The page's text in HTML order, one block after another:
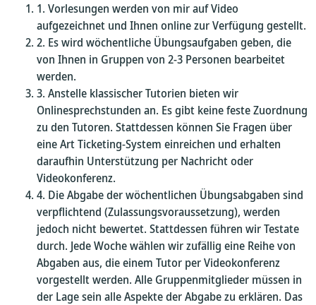
Vorlesungen werden von mir auf Video
aufgezeichnet und Ihnen online zur Verfügung gestellt.
Es wird wöchentliche Übungsaufgaben geben, die
von Ihnen in Gruppen von 2-3 Personen bearbeitet
werden.
Anstelle klassischer Tutorien bieten wir
Onlinesprechstunden an. Es gibt keine feste Zuordnung
zu den Tutoren. Stattdessen können Sie Fragen über
eine Art Ticketing-System einreichen und erhalten
daraufhin Unterstützung per Nachricht oder
Videokonferenz.
Die Abgabe der wöchentlichen Übungsabgaben sind
verpflichtend (Zulassungsvoraussetzung), werden
jedoch nicht bewertet. Stattdessen führen wir Testate
durch. Jede Woche wählen wir zufällig eine Reihe von
Abgaben aus, die einem Tutor per Videokonferenz
vorgestellt werden. Alle Gruppenmitglieder müssen in
der Lage sein alle Aspekte der Abgabe zu erklären. Das